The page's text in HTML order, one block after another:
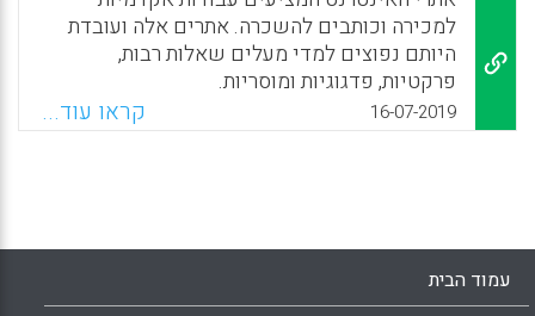
הורים/סבים/במעונות סטודנטים), מוטיבציה
ללימוד ועבודה במהלך הלימודים.
WhatsApp
Facebook
Email
X
למכירה וכותבים להשכרה. אתרים אלה ועובדת
היותם נפוצים למדי מעלים שאלות רבות,
פרקטיות, פדגוגיות ומוסריות.
WhatsApp
Facebook
Email
X 16-07-2019 קראו עוד...
עמוד הבית